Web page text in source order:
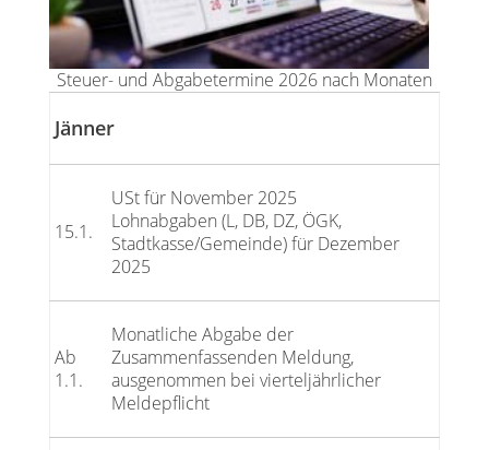
Steuer- und Abgabetermine 2026 nach Monaten
Jänner
15.1.
USt für November 2025
Lohnabgaben (L, DB, DZ, ÖGK,
Stadtkasse/Gemeinde) für Dezember
2025
Ab
1.1.
Monatliche Abgabe der
Zusammenfassenden Meldung,
ausgenommen bei vierteljährlicher
Meldepflicht